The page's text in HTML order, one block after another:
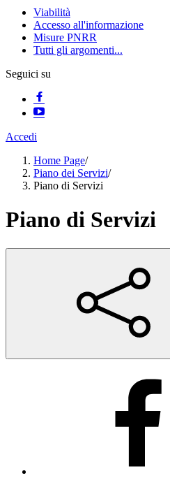
Viabilità
Accesso all'informazione
Misure PNRR
Tutti gli argomenti...
Seguici su
Accedi
Home Page/
Piano dei Servizi/
Piano di Servizi
Piano di Servizi